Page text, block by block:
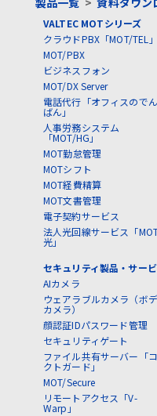
VALTEC MOTシリーズ
クラウドPBX「MOT/TEL」
MOT/PBX
ビジネスフォン
MOT/DX Server
電話代行「オフィスので
ばん」
人事労務システム
「MOT/HG」
MOT勤怠管理
MOTシフト
MOT経費精算
MOT文書管理
電子契約サービス
法人光回線サービス「
光」
セキュリティ製品・サー
AIカメラ
ウェアラブルカメラ（ボ
カメラ）
顔認証IDパスワード管理
セキュリティゲート
ファイル共有サーバー「
クトガード」
MOT/Secure
リモートアクセス「V-
Warp」